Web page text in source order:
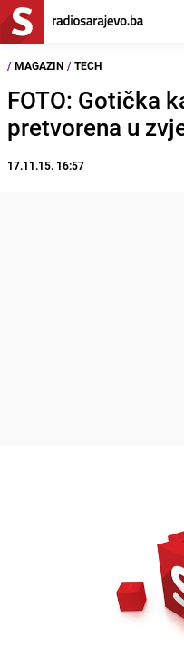
/ MAGAZIN / TECH
FOTO: Gotička
pretvorena u
17.11.15. 16:57